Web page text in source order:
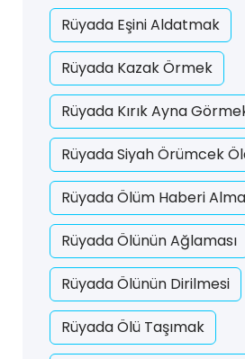
Rüyada Eşini Aldatmak
Rüyada Kazak Örmek
Rüyada Kırık Ayna
Rüyada Siyah Örümcek
Rüyada Ölüm Haberi
Rüyada Ölünün Ağlaması
Rüyada Ölünün Dirilmesi
Rüyada Ölü Taşımak